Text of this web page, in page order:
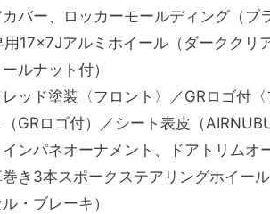
バー、ロッカーモールディング（ブ
17×7Jアルミホイール（ダーククリ
ルナット付）
ッド塗装〈フロント〉／GRロゴ付〈
GRロゴ付）／シート表皮（
ンパネオーナメント、ドアトリムオ
き3本スポークステアリングホイー
・ブレーキ）